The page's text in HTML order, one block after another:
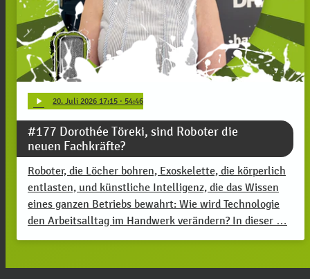
play_arrow 20. Juli 2026 17:15 · 54:46
#177 Dorothée Töreki, sind Roboter die
neuen Fachkräfte?
Roboter, die Löcher bohren, Exoskelette, die körperlich
entlasten, und künstliche Intelligenz, die das Wissen
eines ganzen Betriebs bewahrt: Wie wird Technologie
den Arbeitsalltag im Handwerk verändern? In dieser …